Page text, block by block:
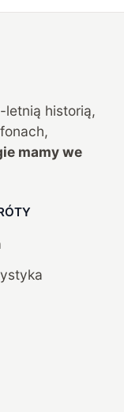
-letnią historią,
mamy we